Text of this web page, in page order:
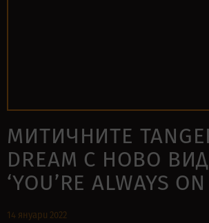
МИТИЧНИТЕ
DREAM С НОВО
‘YOU’RE ALWAYS
14 януари 2022